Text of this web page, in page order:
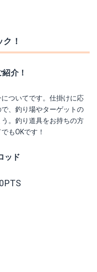
！
介！
ついてです。仕掛けに応
、釣り場やターゲットの
。釣り道具をお持ちの方
もOKです！
ッド